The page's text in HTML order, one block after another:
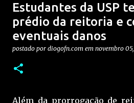
Estudantes da USP
prédio da reitoria e
eventuais danos
postado por diogofn.com em novembro
Além da prorrogação de